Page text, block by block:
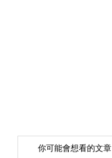
你可能會想看的文章